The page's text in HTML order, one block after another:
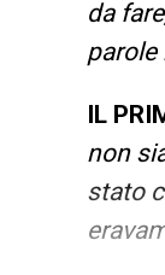
da
parole
IL
non
stato